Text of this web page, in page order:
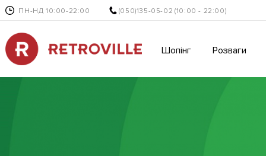
ПН-НД 10:00-22:00 (050)135-05-02 (10:00 - 22:00)
Шопінг Розваги